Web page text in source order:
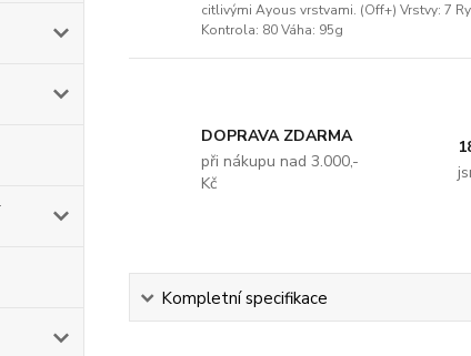
citlivými Ayous vrstvami. (Off+) Vrstvy: 7
Kontrola: 80 Váha: 95g
DOPRAVA ZDARMA
při nákupu nad 3.000,-
Kč
Kompletní specifikace